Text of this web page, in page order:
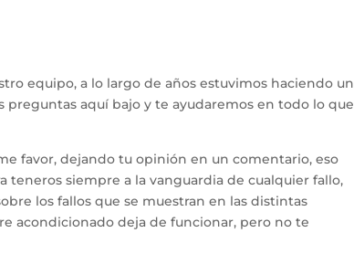
equipo, a lo largo de años estuvimos haciendo un
aquí bajo y te ayudaremos en todo lo que
favor, dejando tu opinión en un comentario, eso
teneros siempre a la vanguardia de cualquier fallo,
los fallos que se muestran en las distintas
acondicionado deja de funcionar, pero no te